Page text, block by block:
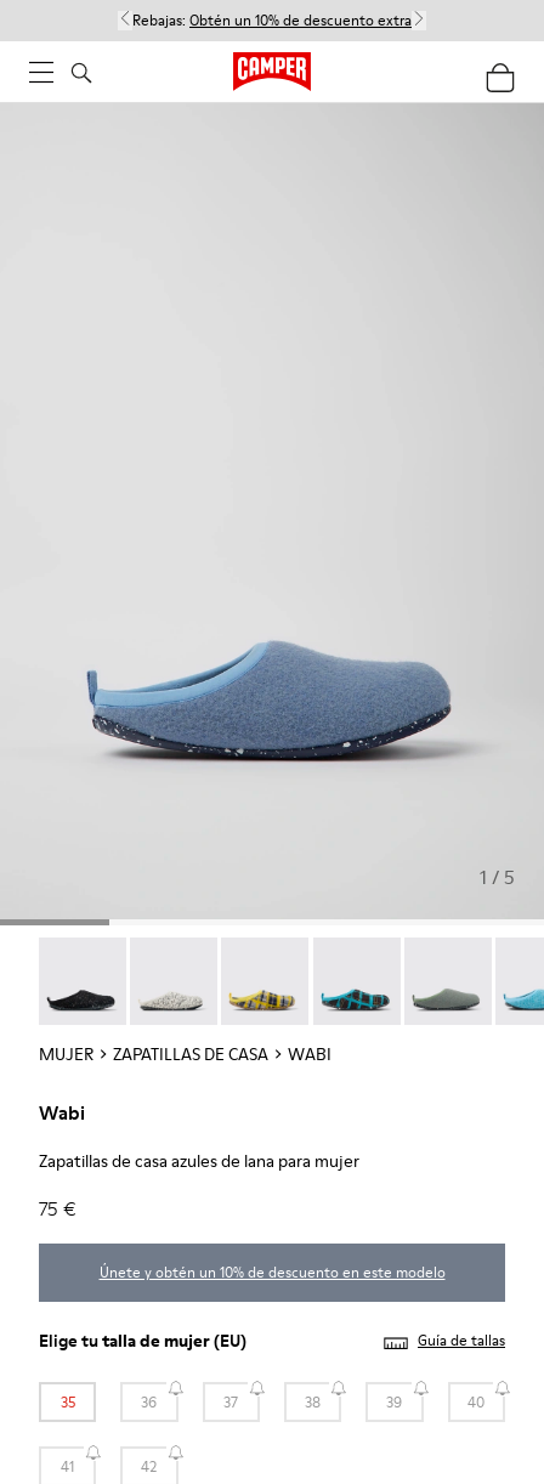
Rebajas: Obtén un 10% de descuento extra
1 / 5
MUJER ZAPATILLAS DE CASA WABI
Wabi
Zapatillas de casa azules de lana para mujer
75 €
Únete y obtén un 10% de descuento en este modelo
Elige tutalla de mujer(EU) Guía de tallas
35 36 37 38 39 40
41 42